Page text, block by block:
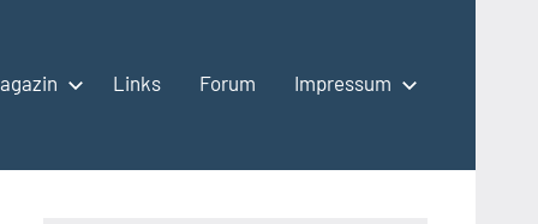
Links Forum Impressum